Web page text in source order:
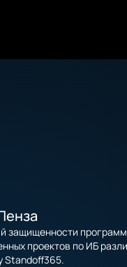
защищенности
проектов по ИБ
Standoff365.